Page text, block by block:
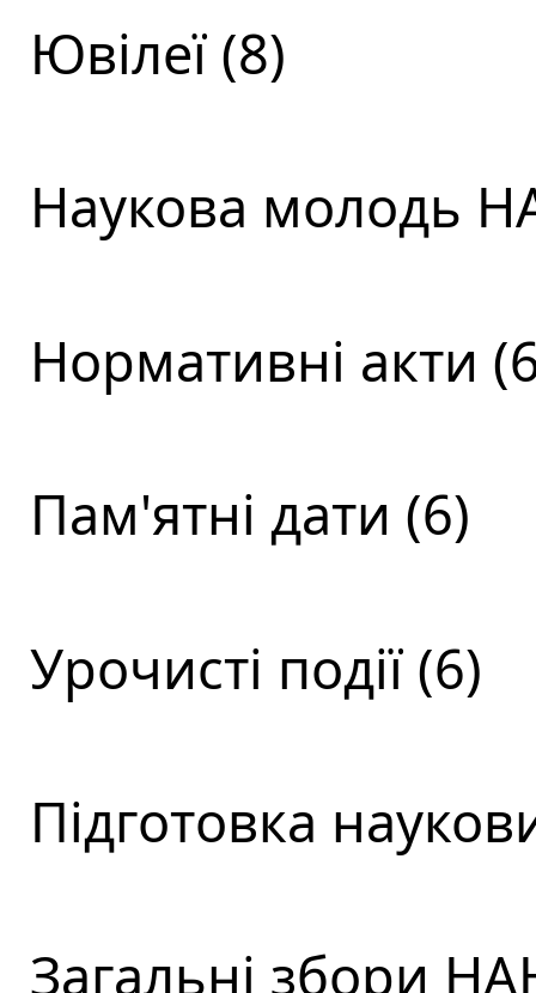
Ювілеї (8)
Наукова молодь
Нормативні акти
Пам'ятні дати (6)
Урочисті події (6)
Підготовка
Загальні збори